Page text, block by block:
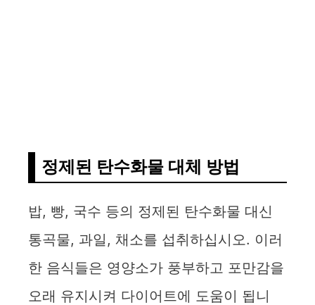
정제된 탄수화물 대체 방법
밥, 빵, 국수 등의 정제된 탄수화물 대신
통곡물, 과일, 채소를 섭취하십시오. 이러
한 음식들은 영양소가 풍부하고 포만감을
오래 유지시켜 다이어트에 도움이 됩니